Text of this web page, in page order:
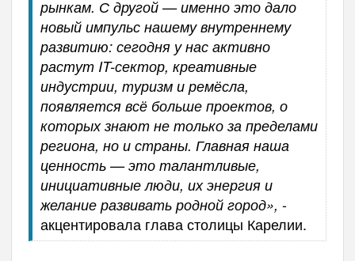
рынкам. С другой — именно это дало
новый импульс нашему внутреннему
развитию: сегодня у нас активно
растут IT-сектор, креативные
индустрии, туризм и ремёсла,
появляется всё больше проектов, о
которых знают не только за пределами
региона, но и страны. Главная наша
ценность — это талантливые,
инициативные люди, их энергия и
желание развивать родной город», -
акцентировала глава столицы Карелии.